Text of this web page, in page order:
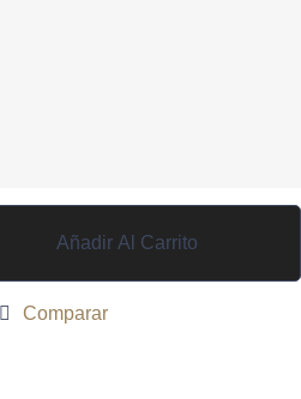
Añadir Al Carrito
Comparar